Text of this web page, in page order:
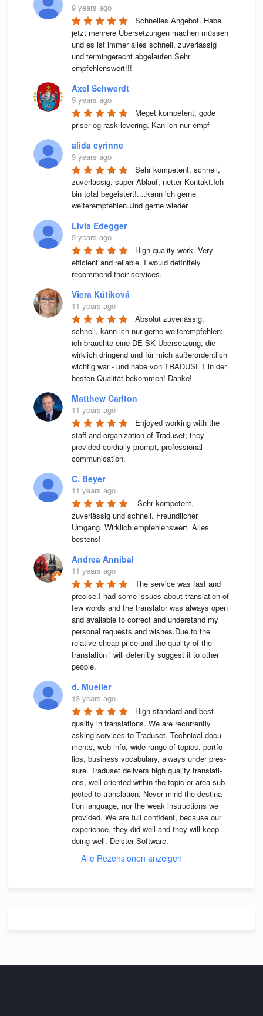
9 years ago
Schnelles Angebot. Habe
jetzt mehrere Übersetzungen machen müssen
und es ist immer alles schnell, zuverlässig
und termingerecht abgelaufen.Sehr
empfehlenswert!!!
Axel Schwerdt
9 years ago
Meget kompetent, gode
priser og rask levering. Kan ich nur empf
alida cyrinne
9 years ago
Sehr kompetent, schnell,
zuverlässig, super Ablauf, netter Kontakt.Ich
bin total begeistert!....kann ich gerne
weiterempfehlen.Und gerne wieder
Livia Edegger
9 years ago
High quality work. Very
efficient and reliable. I would definitely
recommend their services.
Viera Kútiková
11 years ago
Absolut zuverlässig,
schnell, kann ich nur gerne weiterempfehlen;
ich brauchte eine DE-SK Übersetzung, die
wirklich dringend und für mich außerordentlich
wichtig war - und habe von TRADUSET in der
besten Qualität bekommen! Danke!
Matthew Carlton
11 years ago
Enjoyed working with the
staff and organization of Traduset; they
provided cordially prompt, professional
communication.
C. Beyer
11 years ago
Sehr kompetent,
zuverlässig und schnell. Freundlicher
Umgang. Wirklich empfehlenswert. Alles
bestens!
Andrea Annibal
11 years ago
The service was fast and
precise.I had some issues about translation of
few words and the translator was always open
and available to correct and understand my
personal requests and wishes.Due to the
relative cheap price and the quality of the
translation i will defenitly suggest it to other
people.
d. Mueller
13 years ago
High stan­dard and best
qua­lity in trans­la­ti­ons. We are recur­rently
asking ser­vices to Tra­du­set. Tech­ni­cal docu­
ments, web info, wide range of topics, port­fo­
lios, busi­ness voca­bu­lary, always under pres­
sure. Tra­du­set deli­vers high qua­lity trans­la­ti­
ons, well ori­en­ted wit­hin the topic or area sub­
jec­ted to trans­la­tion. Never mind the desti­na­
tion lan­guage, nor the weak instruc­tions we
pro­vi­ded. We are full con­fi­dent, because our
expe­ri­ence, they did well and they will keep
doing well. Deis­ter Software.
Alle Rezensionen anzeigen